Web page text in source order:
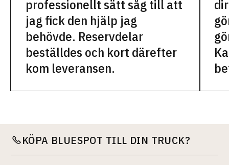
professionellt sätt såg till att
jag fick den hjälp jag
behövde. Reservdelar
beställdes och kort därefter
kom leveransen.
KÖPA BLUESPOT TILL DIN TRUCK?